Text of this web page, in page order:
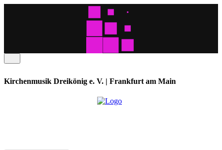
Kirchenmusik Dreikönig e. V. | Frankfurt am Main